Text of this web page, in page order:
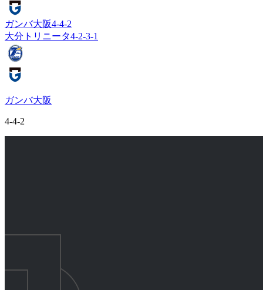
ガンバ大阪4-4-2
大分トリニータ4-2-3-1
ガンバ大阪
4-4-2